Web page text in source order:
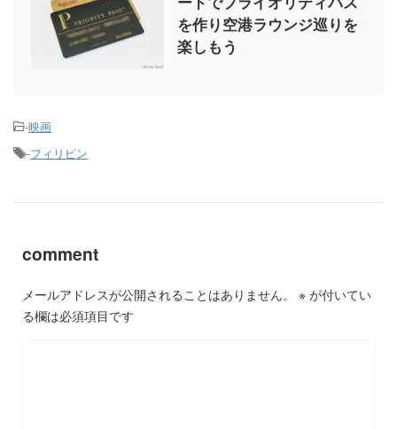
を作り空港ラウンジ巡りを
楽しもう
-映画
-フィリピン
comment
メールアドレスが公開されることはありません。 ※ が付いてい
る欄は必須項目です